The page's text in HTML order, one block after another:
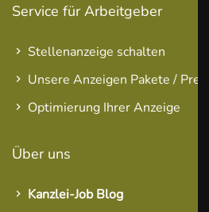
Service für Arbeitgeber
Stellenanzeige schalten
Unsere Anzeigen Pakete / Preise
Optimierung Ihrer Anzeige
Über uns
Kanzlei-Job Blog